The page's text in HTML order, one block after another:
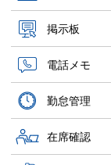
掲示板
電話メモ
勤怠管理
在席確認